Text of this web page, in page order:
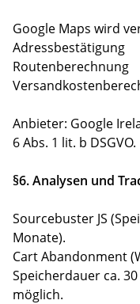
Google Maps wird
Adressbestätigung
Routenberechnung
Anbieter: Google
6 Abs. 1 lit. b DSGVO.
§6. Analysen und
Sourcebuster JS
Monate).
Cart Abandonment
Speicherdauer ca.
möglich.